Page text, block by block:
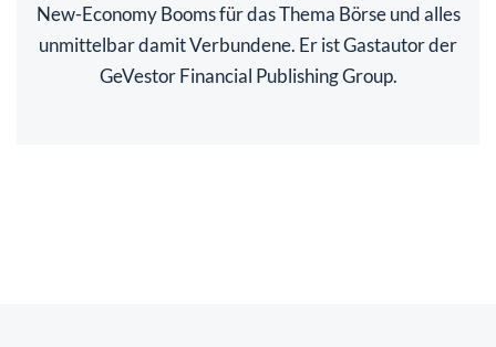
New-Economy Booms für das Thema Börse und alles
unmittelbar damit Verbundene. Er ist Gastautor der
GeVestor Financial Publishing Group.